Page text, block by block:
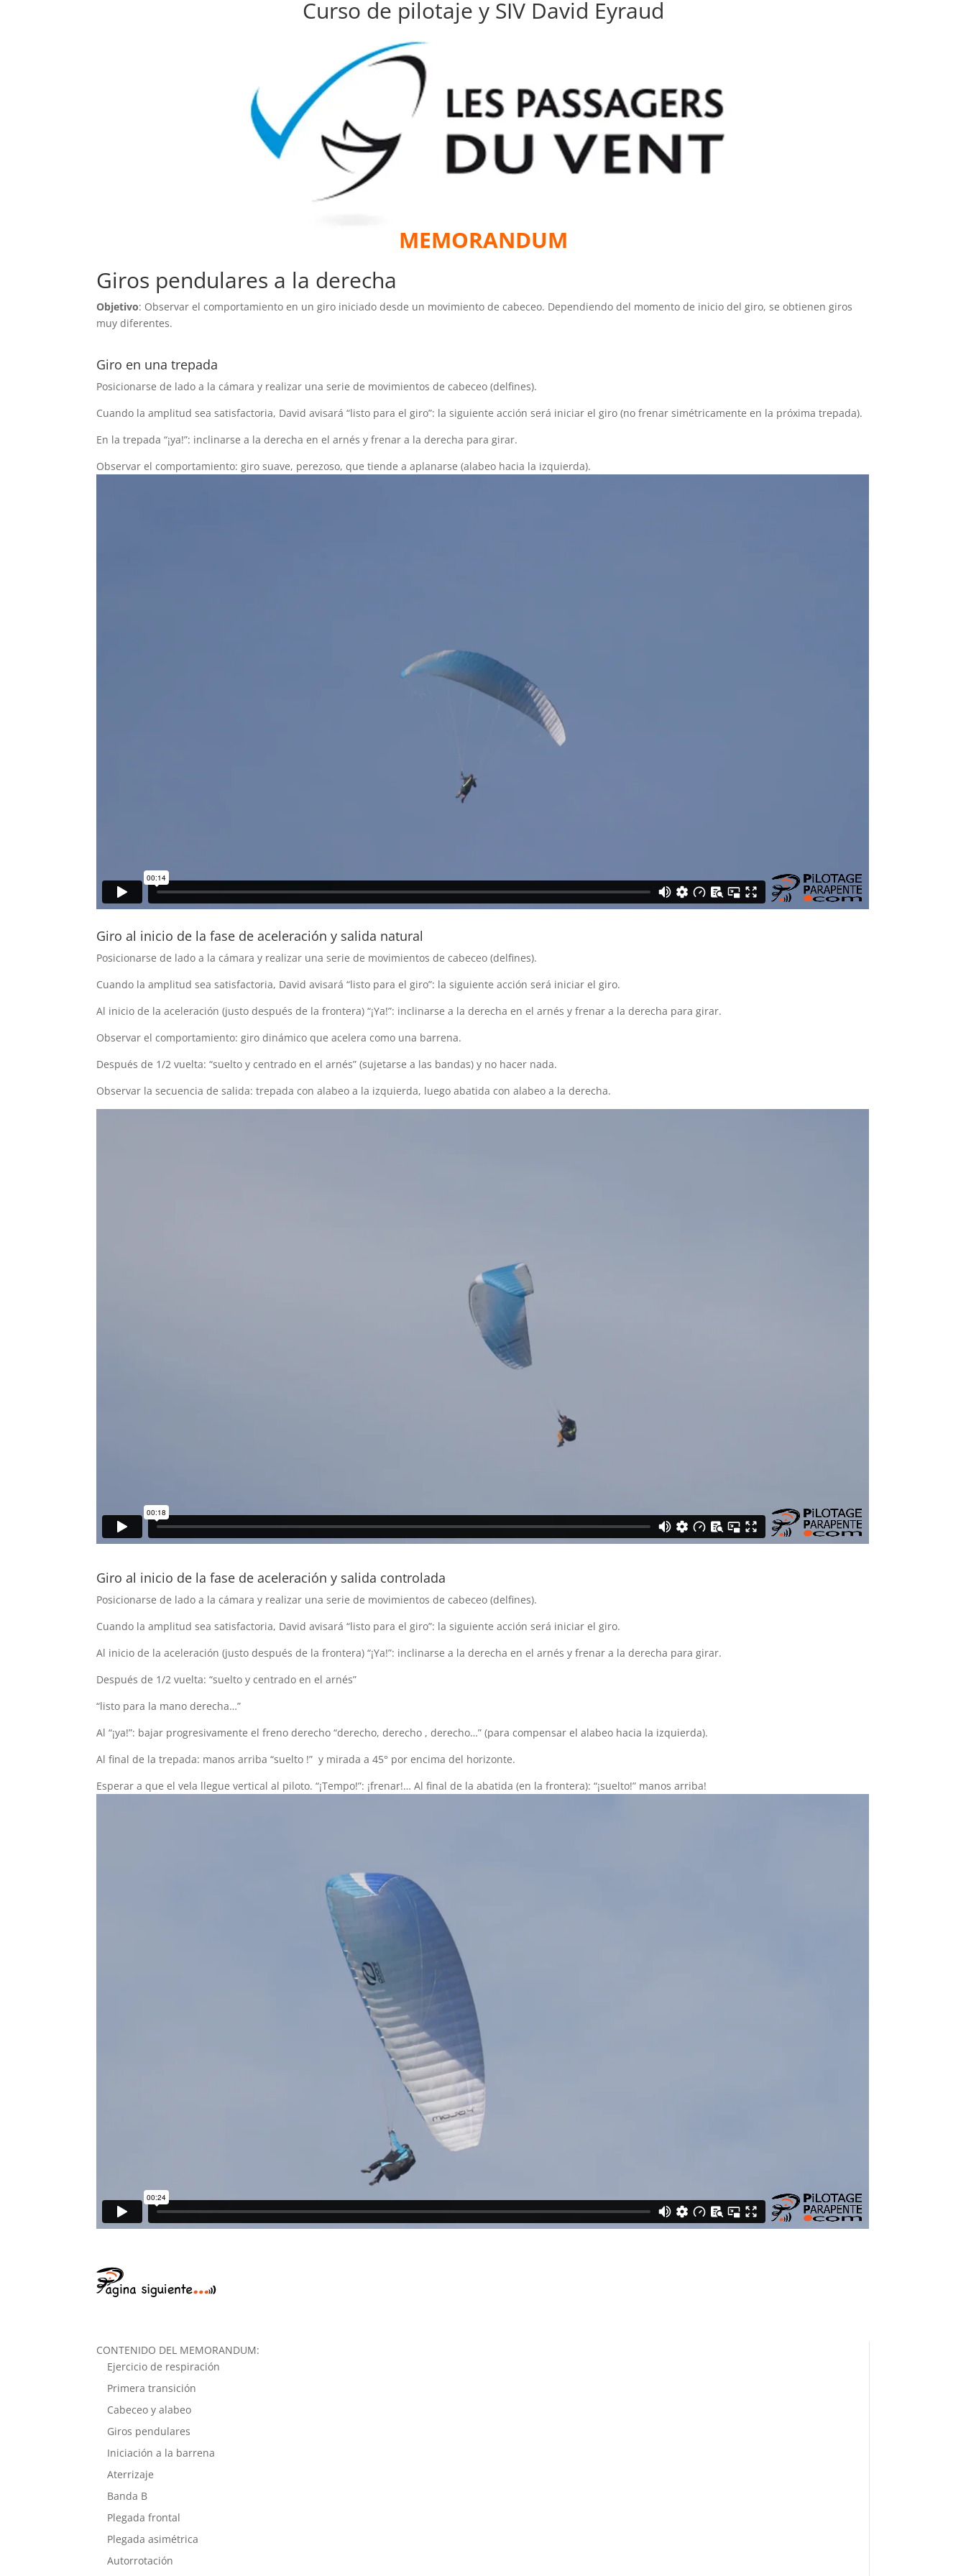
Curso de pilotaje y SIV David Eyraud
MEMORANDUM
Giros pendulares a la derecha
Objetivo: Observar el comportamiento en un giro iniciado desde un movimiento de cabeceo. Dependiendo del momento de inicio del giro, se obtienen giros
muy diferentes.
Giro en una trepada
Posicionarse de lado a la cámara y realizar una serie de movimientos de cabeceo (delfines).
Cuando la amplitud sea satisfactoria, David avisará “listo para el giro”: la siguiente acción será iniciar el giro (no frenar simétricamente en la próxima trepada).
En la trepada “¡ya!”: inclinarse a la derecha en el arnés y frenar a la derecha para girar.
Observar el comportamiento: giro suave, perezoso, que tiende a aplanarse (alabeo hacia la izquierda).
Giro al inicio de la fase de aceleración y salida natural
Posicionarse de lado a la cámara y realizar una serie de movimientos de cabeceo (delfines).
Cuando la amplitud sea satisfactoria, David avisará “listo para el giro”: la siguiente acción será iniciar el giro.
Al inicio de la aceleración (justo después de la frontera) “¡Ya!”: inclinarse a la derecha en el arnés y frenar a la derecha para girar.
Observar el comportamiento: giro dinámico que acelera como una barrena.
Después de 1/2 vuelta: “suelto y centrado en el arnés” (sujetarse a las bandas) y no hacer nada.
Observar la secuencia de salida: trepada con alabeo a la izquierda, luego abatida con alabeo a la derecha.
Giro al inicio de la fase de aceleración y salida controlada
Posicionarse de lado a la cámara y realizar una serie de movimientos de cabeceo (delfines).
Cuando la amplitud sea satisfactoria, David avisará “listo para el giro”: la siguiente acción será iniciar el giro.
Al inicio de la aceleración (justo después de la frontera) “¡Ya!”: inclinarse a la derecha en el arnés y frenar a la derecha para girar.
Después de 1/2 vuelta: “suelto y centrado en el arnés”
“listo para la mano derecha…”
Al “¡ya!”: bajar progresivamente el freno derecho “derecho, derecho , derecho…” (para compensar el alabeo hacia la izquierda).
Al final de la trepada: manos arriba “suelto !” y mirada a 45° por encima del horizonte.
Esperar a que el vela llegue vertical al piloto. “¡Tempo!”: ¡frenar!… Al final de la abatida (en la frontera): “¡suelto!” manos arriba!
CONTENIDO DEL MEMORANDUM:
Ejercicio de respiración
Primera transición
Cabeceo y alabeo
Giros pendulares
Iniciación a la barrena
Aterrizaje
Banda B
Plegada frontal
Plegada asimétrica
Autorrotación